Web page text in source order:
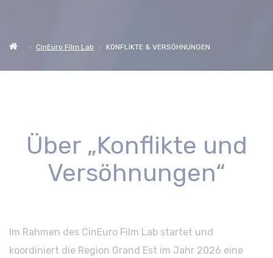
CinEuro Film Lab KONFLIKTE & VERSÖHNUNGEN
Über „Konflikte und
Versöhnungen“
Im Rahmen des CinEuro Film Lab startet und
koordiniert die Region Grand Est im Jahr 2026 eine